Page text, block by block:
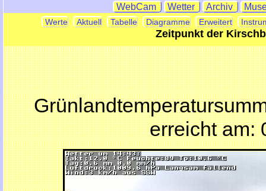
WebCam Wetter Archiv
Werte Aktuell Tabelle Diagramme Erweitert
Zeitpunkt der
erreicht am: